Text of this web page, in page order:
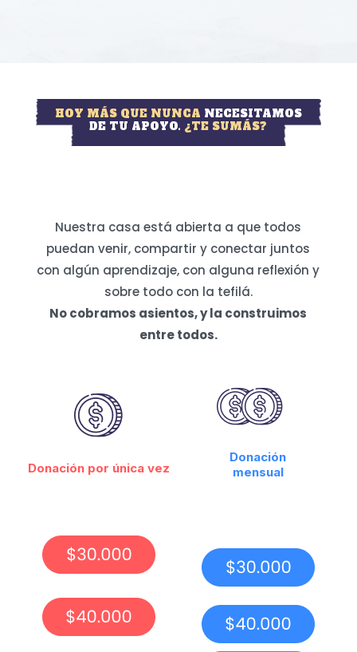
HOY MÁS QUE NUNCA NECESITAMOS
DE TU APOYO. ¿TE SUMÁS?
Nuestra casa está abierta a que todos
puedan venir, compartir y conectar juntos
con algún aprendizaje, con alguna reflexión y
sobre todo con la tefilá.
No cobramos asientos, y la construimos
entre todos.
Donación por única vez
Donación
mensual